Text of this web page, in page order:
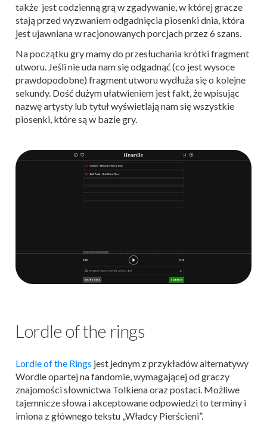
także jest codzienną grą w zgadywanie, w której gracze
stają przed wyzwaniem odgadnięcia piosenki dnia, która
jest ujawniana w racjonowanych porcjach przez 6 szans.
Na początku gry mamy do przesłuchania krótki fragment
utworu. Jeśli nie uda nam się odgadnąć (co jest wysoce
prawdopodobne) fragment utworu wydłuża się o kolejne
sekundy. Dość dużym ułatwieniem jest fakt, że wpisując
nazwę artysty lub tytuł wyświetlają nam się wszystkie
piosenki, które są w bazie gry.
Lordle of the rings
Lordle of the Rings jest jednym z przykładów alternatywy
Wordle opartej na fandomie, wymagającej od graczy
znajomości słownictwa Tolkiena oraz postaci. Możliwe
tajemnicze słowa i akceptowane odpowiedzi to terminy i
imiona z głównego tekstu „Władcy Pierścieni”.